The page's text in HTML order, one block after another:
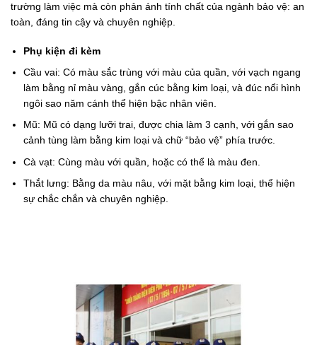
trường làm việc mà còn phản ánh tính chất của ngành bảo vệ: an
toàn, đáng tin cậy và chuyên nghiệp.
Phụ kiện đi kèm
Cầu vai: Có màu sắc trùng với màu của quần, với vạch ngang
làm bằng nỉ màu vàng, gắn cúc bằng kim loại, và đúc nổi hình
ngôi sao năm cánh thể hiện bậc nhân viên.
Mũ: Mũ có dạng lưỡi trai, được chia làm 3 cạnh, với gắn sao
cảnh tùng làm bằng kim loại và chữ “bảo vệ” phía trước.
Cà vạt: Cùng màu với quần, hoặc có thể là màu đen.
Thắt lưng: Bằng da màu nâu, với mặt bằng kim loại, thể hiện
sự chắc chắn và chuyên nghiệp.